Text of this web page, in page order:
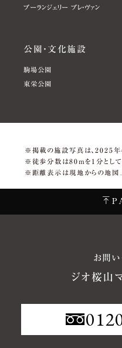
ブーランジェリー ブレ・ヴァン
公園・文化施設
駒場公園
東栄公園
※掲載の施設写真は、2025年4
※徒歩分数は80mを1分として
※距離表示は現地からの地図
お問
ジオ桜山